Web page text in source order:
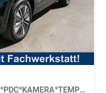
Selection 1.5 TSI DSG*ACC*PDC*KAMERA*TEMPOMAT*LED*SMARTLINK*KLIMA*RADIO*17-ZOLL